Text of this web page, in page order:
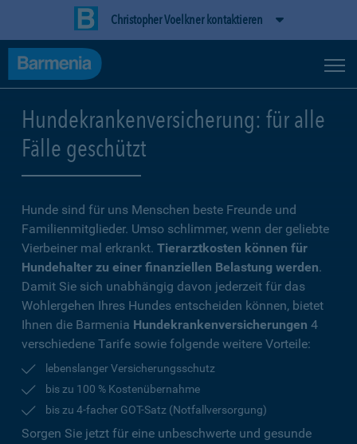
Christopher Voelkner kontaktieren
Hundekrankenversicherung: für alle
Fälle geschützt
Hunde sind für uns Menschen beste Freunde und
Familienmitglieder. Umso schlimmer, wenn der geliebte
Vierbeiner mal erkrankt. Tierarztkosten können für
Hundehalter zu einer finanziellen Belastung werden.
Damit Sie sich unabhängig davon jederzeit für das
Wohlergehen Ihres Hundes entscheiden können, bietet
Ihnen die Barmenia Hundekrankenversicherungen 4
verschiedene Tarife sowie folgende weitere Vorteile:
lebenslanger Versicherungsschutz
bis zu 100 % Kostenübernahme
bis zu 4-facher GOT-Satz (Notfallversorgung)
Sorgen Sie jetzt für eine unbeschwerte und gesunde